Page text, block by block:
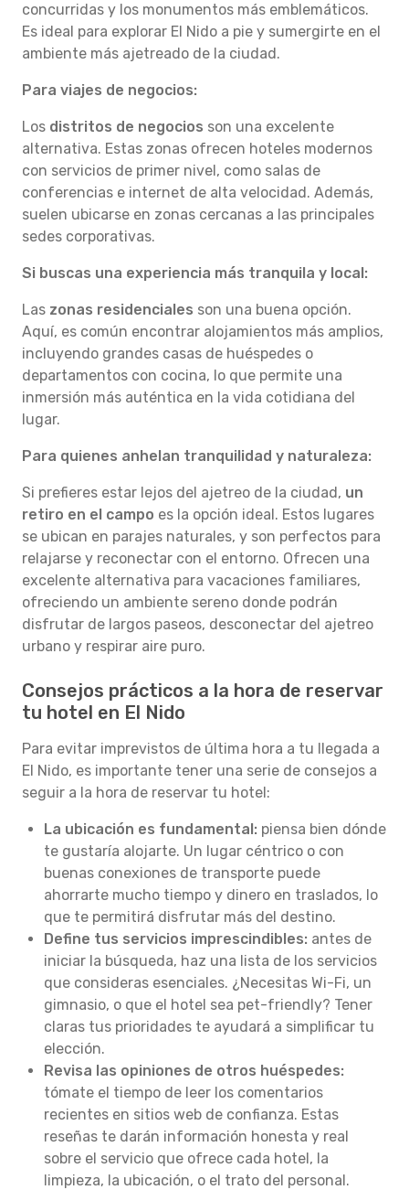
concurridas y los monumentos más emblemáticos.
Es ideal para explorar El Nido a pie y sumergirte en el
ambiente más ajetreado de la ciudad.
Para viajes de negocios:
Los distritos de negocios son una excelente
alternativa. Estas zonas ofrecen hoteles modernos
con servicios de primer nivel, como salas de
conferencias e internet de alta velocidad. Además,
suelen ubicarse en zonas cercanas a las principales
sedes corporativas.
Si buscas una experiencia más tranquila y local:
Las zonas residenciales son una buena opción.
Aquí, es común encontrar alojamientos más amplios,
incluyendo grandes casas de huéspedes o
departamentos con cocina, lo que permite una
inmersión más auténtica en la vida cotidiana del
lugar.
Para quienes anhelan tranquilidad y naturaleza:
Si prefieres estar lejos del ajetreo de la ciudad, un
retiro en el campo es la opción ideal. Estos lugares
se ubican en parajes naturales, y son perfectos para
relajarse y reconectar con el entorno. Ofrecen una
excelente alternativa para vacaciones familiares,
ofreciendo un ambiente sereno donde podrán
disfrutar de largos paseos, desconectar del ajetreo
urbano y respirar aire puro.
Consejos prácticos a la hora de reservar
tu hotel en El Nido
Para evitar imprevistos de última hora a tu llegada a
El Nido, es importante tener una serie de consejos a
seguir a la hora de reservar tu hotel:
La ubicación es fundamental: piensa bien dónde
te gustaría alojarte. Un lugar céntrico o con
buenas conexiones de transporte puede
ahorrarte mucho tiempo y dinero en traslados, lo
que te permitirá disfrutar más del destino.
Define tus servicios imprescindibles: antes de
iniciar la búsqueda, haz una lista de los servicios
que consideras esenciales. ¿Necesitas Wi-Fi, un
gimnasio, o que el hotel sea pet-friendly? Tener
claras tus prioridades te ayudará a simplificar tu
elección.
Revisa las opiniones de otros huéspedes:
tómate el tiempo de leer los comentarios
recientes en sitios web de confianza. Estas
reseñas te darán información honesta y real
sobre el servicio que ofrece cada hotel, la
limpieza, la ubicación, o el trato del personal.